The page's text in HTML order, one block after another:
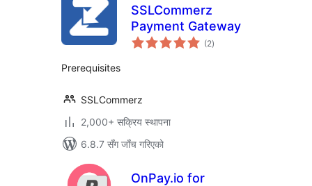
SSLCommerz
Payment Gateway
(2कुल
रेटिङ्गहरू
)
Prerequisites
SSLCommerz
2,000+ सक्रिय स्थापना
6.8.7 सँग जाँच गरिएको
OnPay.io for